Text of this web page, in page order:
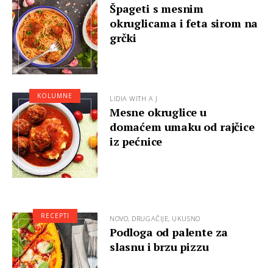
Špageti s mesnim
okruglicama i feta sirom na
grčki
LIDIA WITH A J
Mesne okruglice u
domaćem umaku od rajčice
iz pećnice
KOLUMNE
NOVO, DRUGAČIJE, UKUSNO
Podloga od palente za
slasnu i brzu pizzu
RECEPTI